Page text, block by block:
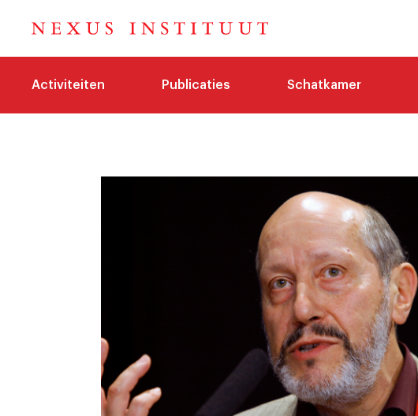
Activiteiten Publicaties Schatkamer